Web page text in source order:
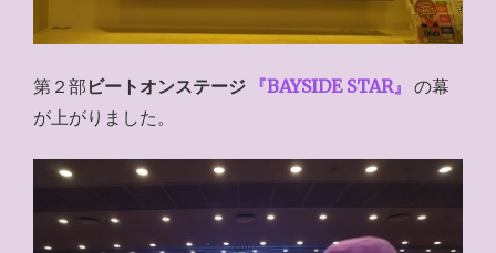
第２部 ビートオンステージ 『BAYSIDE STAR』
の幕
が上がりました。